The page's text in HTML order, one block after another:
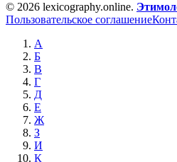
© 2026 lexicography.online.
Пользовательское соглашение
А
Б
В
Г
Д
Е
Ж
З
И
К